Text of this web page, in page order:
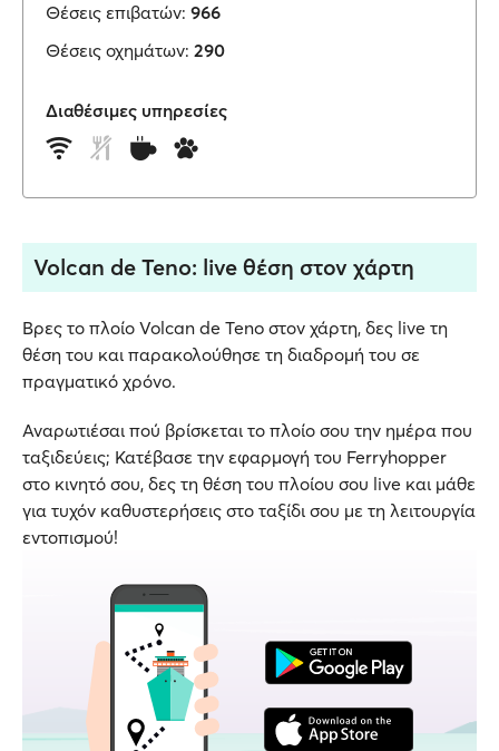
Θέσεις επιβατών: 966
Θέσεις οχημάτων: 290
Διαθέσιμες υπηρεσίες
Volcan de Teno: live θέση στον χάρτη
Βρες το πλοίο Volcan de Teno στον χάρτη, δες live τη
θέση του και παρακολούθησε τη διαδρομή του σε
πραγματικό χρόνο.
Αναρωτιέσαι πού βρίσκεται το πλοίο σου την ημέρα που
ταξιδεύεις; Κατέβασε την εφαρμογή του Ferryhopper
στο κινητό σου, δες τη θέση του πλοίου σου live και μάθε
για τυχόν καθυστερήσεις στο ταξίδι σου με τη λειτουργία
εντοπισμού!